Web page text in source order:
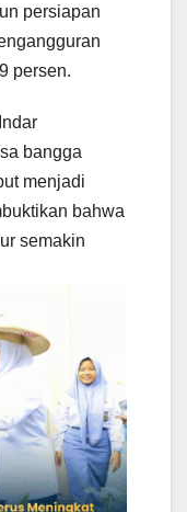
persiapan
persen.
bangga
menjadi
bahwa
semakin